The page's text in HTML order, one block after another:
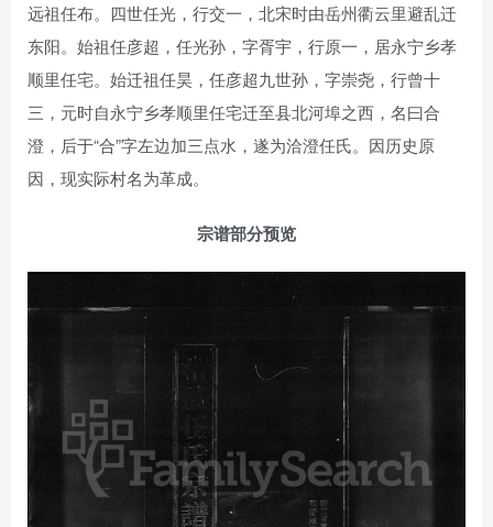
远祖任布。四世任光，行交一，北宋时由岳州衢云里避乱迁
东阳。始祖任彦超，任光孙，字胥宇，行原一，居永宁乡孝
顺里任宅。始迁祖任昊，任彦超九世孙，字崇尧，行曾十
三，元时自永宁乡孝顺里任宅迁至县北河埠之西，名曰合
澄，后于“合”字左边加三点水，遂为洽澄任氏。因历史原
因，现实际村名为革成。
宗谱部分预览